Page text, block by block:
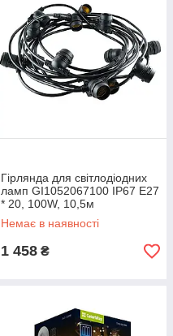
Гірлянда для світлодіодних
ламп GI1052067100 IP67 E27
* 20, 100W, 10,5м
Немає в наявності
1 458 ₴